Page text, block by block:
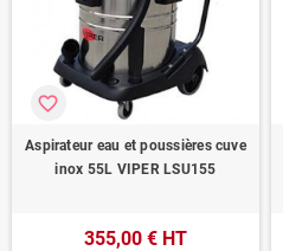
Aspirateur eau et poussières cuve
inox 55L VIPER LSU155
favorite_border
355,00 € HT